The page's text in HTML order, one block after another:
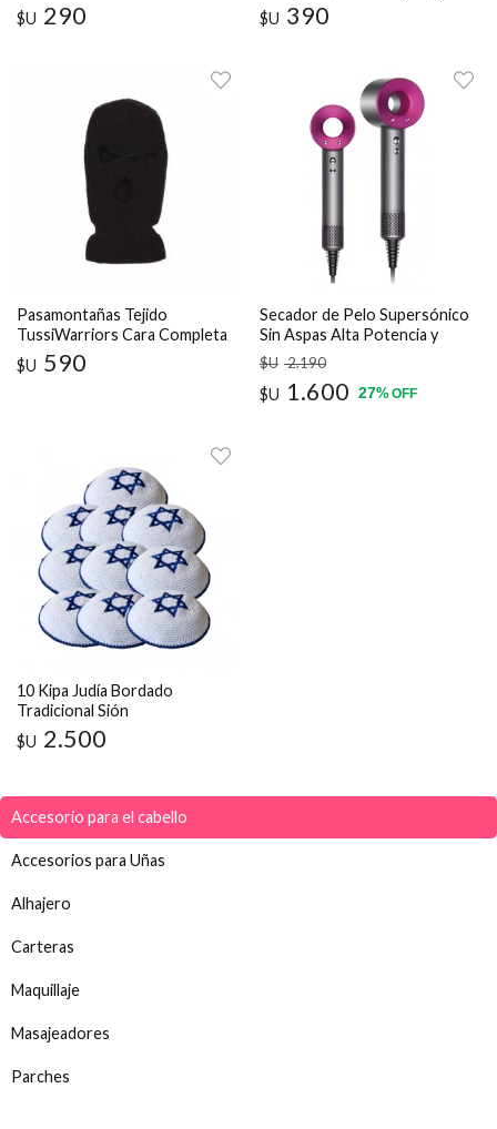
Accesorio para el cabello
Accesorios para Uñas
Alhajero
Carteras
Maquillaje
Masajeadores
Parches
$U 290
$U 390
Pasamontañas Tejido
TussiWarriors Cara Completa
$U 590
Secador de Pelo Supersónico
Sin Aspas Alta Potencia y
Estilo
$U 2.190
$U 1.600 27%OFF
10 Kipa Judía Bordado
Tradicional Sión
$U 2.500